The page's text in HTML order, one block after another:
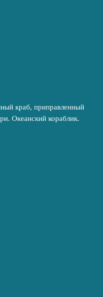
краб, приправленный
Океанский кораблик.